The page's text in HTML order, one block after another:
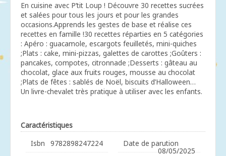
En cuisine avec P’tit Loup ! Découvre 30 recettes sucrées
et salées pour tous les jours et pour les grandes
occasions.Apprends les gestes de base et réalise ces
recettes en famille !30 recettes réparties en 5 catégories
: Apéro : guacamole, escargots feuilletés, mini-quiches
;Plats : cake, mini-pizzas, galettes de carottes ;Goûters :
pancakes, compotes, citronnade ;Desserts : gâteau au
chocolat, glace aux fruits rouges, mousse au chocolat
;Plats de fêtes : sablés de Noël, biscuits d’Halloween…
Un livre-chevalet très pratique à utiliser avec les enfants.
Caractéristiques
Isbn
9782898247224
Date de parution
08/05/2025